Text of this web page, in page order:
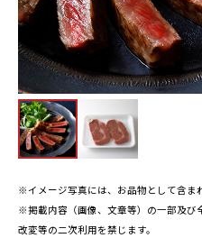
※イメージ写真には、お品物として含ま
※掲載内容（画像、文章等）の一部及び
改変等の二次利用を禁じます。